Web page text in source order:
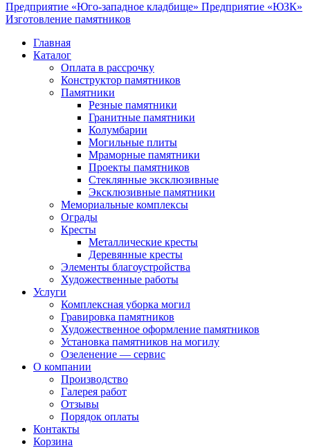
Предприятие «Юго-западное кладбище» Предприятие «ЮЗК»
Изготовление памятников
Главная
Каталог
Оплата в рассрочку
Конструктор памятников
Памятники
Резные памятники
Гранитные памятники
Колумбарии
Могильные плиты
Мраморные памятники
Проекты памятников
Стеклянные эксклюзивные
Эксклюзивные памятники
Мемориальные комплексы
Ограды
Кресты
Металлические кресты
Деревянные кресты
Элементы благоустройства
Художественные работы
Услуги
Комплексная уборка могил
Гравировка памятников
Художественное оформление памятников
Установка памятников на могилу
Озеленение — сервис
О компании
Производство
Галерея работ
Отзывы
Порядок оплаты
Контакты
Корзина